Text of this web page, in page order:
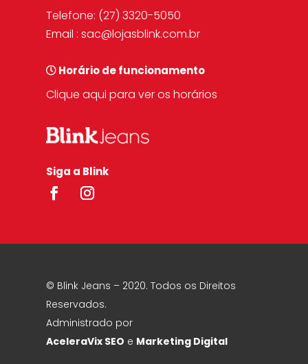
Telefone: (27) 3320-5050
Email :sac@lojasblink.com.br
Horário de funcionamento
Clique aqui para ver os horários
Siga a Blink
© Blink Jeans – 2020. Todos os Direitos
Reservados.
Administrado por
AceleraVix SEO e Marketing Digital